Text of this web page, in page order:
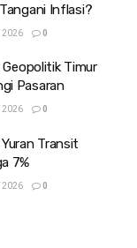
Inflasi?
2026 0
Timur
Pasaran
2026 0
Transit
7%
2026 0